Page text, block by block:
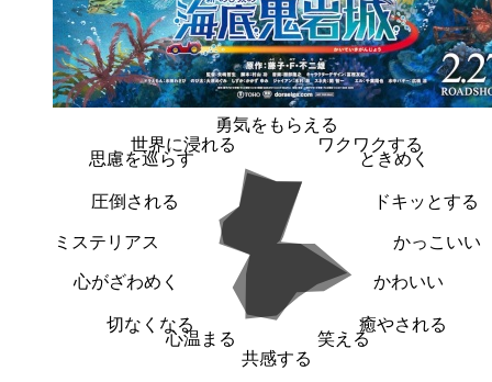
勇気をもらえる
ワクワクする
ときめく
ドキッとする
かっこいい
かわいい
癒やされる
笑える
共感する
心温まる
切なくなる
心がざわめく
ミステリアス
圧倒される
思慮を巡らす
世界に浸れる